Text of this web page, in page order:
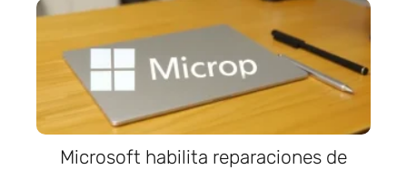
Microsoft habilita reparaciones de